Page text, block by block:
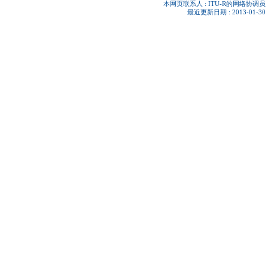
本网页联系人 : ITU-R的网络协调员
最近更新日期 : 2013-01-30